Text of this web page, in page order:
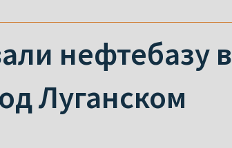
нефтебазу в
Луганском